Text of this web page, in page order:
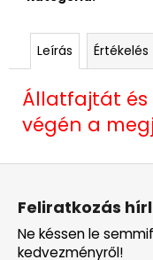
Leírás Értékelés
Állatfajtát és
végén a
Feliratkozás
Ne késsen le
kedvezményről!